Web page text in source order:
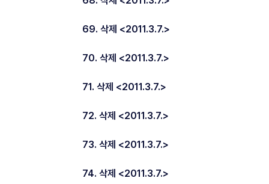
69. 삭제 <2011.3.7.>
70. 삭제 <2011.3.7.>
71. 삭제 <2011.3.7.>
72. 삭제 <2011.3.7.>
73. 삭제 <2011.3.7.>
74. 삭제 <2011.3.7.>